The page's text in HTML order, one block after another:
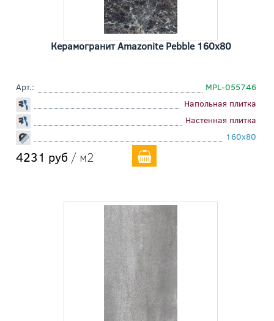
Керамогранит Amazonite Pebble 160x80
Арт.:
MPL-055746
Напольная плитка
Настенная плитка
160x80
4231 руб / м2